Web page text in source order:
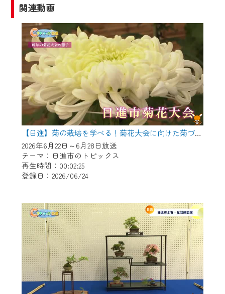
関連動画
【日進】菊の栽培を学べる！菊花大会に向けた菊づくり講習会
2026年6月22日～6月28日放送
テーマ：日進市のトピックス
再生時間：00:02:25
登録日：2026/06/24
2024年9月24日からはご加入者様へのサー
ビス向上のため、
『CCNet Web TV』を利用いただくには、
一部コンテンツを除き、
CCNetサービスへの加入と『CCNetマイ
ページ※』へのログインが必要となりま
す。
何卒、ご理解ご了承の程よろしくお願い
いたします。
※マイページへのログインには、MyIDが必
要となります。
※MyIDとは、CCNet Web TVを含むCCNetの
各種サービスをご利用頂くためのIDです。
で設定できます。
（GmailやYahooなどのフリーメールアドレ
スでも作成可能です）
※マイページへのログイン・MyIDの新規登
録はこちらから
※CCNetアプリをご利用中の方は引き続き
ご視聴いただけます。